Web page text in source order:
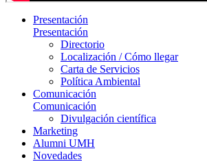
Presentación
Presentación
Directorio
Localización / Cómo llegar
Carta de Servicios
Política Ambiental
Comunicación
Comunicación
Divulgación científica
Marketing
Alumni UMH
Novedades